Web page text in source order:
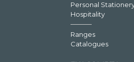
Personal
Hospitality
Ranges
Catalogues